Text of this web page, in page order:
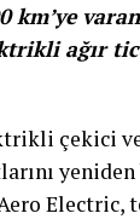
km’ye
ağır
çekici
yeniden
Electric,